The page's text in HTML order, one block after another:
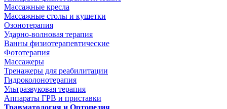
Массажные кресла
Массажные столы и кушетки
Озонотерапия
Ударно-волновая терапия
Ванны физиотерапевтические
Фототерапия
Массажеры
Тренажеры для реабилитации
Гидроколонотерапия
Ультразвуковая терапия
Аппараты ГРВ и приставки
Травматология и Ортопедия